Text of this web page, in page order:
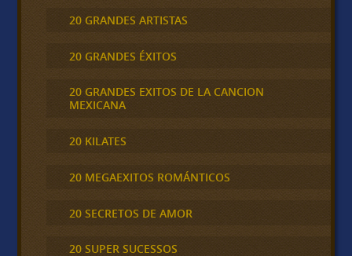
20 GRANDES ARTISTAS
20 GRANDES ÉXITOS
20 GRANDES EXITOS DE LA CANCION
MEXICANA
20 KILATES
20 MEGAEXITOS ROMÁNTICOS
20 SECRETOS DE AMOR
20 SUPER SUCESSOS